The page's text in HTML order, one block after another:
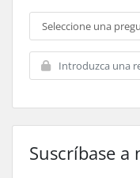
Suscríbase